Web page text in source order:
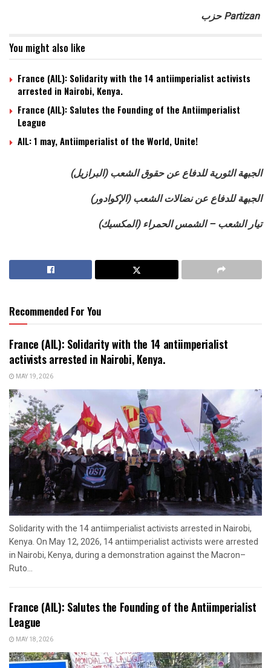
حزب Partizan
You might also like
France (AIL): Solidarity with the 14 antiimperialist activists
arrested in Nairobi, Kenya.
France (AIL): Salutes the Founding of the Antiimperialist
League
AIL: 1 may, Antiimperialist of the World, Unite!
الجبهة الثورية للدفاع عن حقوق الشعب (البرازيل)
الجبهة للدفاع عن نضالات الشعب (الإكوادور)
تيار الشعب – الشمس الحمراء (المكسيك)
Recommended For You
France (AIL): Solidarity with the 14 antiimperialist
activists arrested in Nairobi, Kenya.
MAY 19, 2026
Solidarity with the 14 antiimperialist activists arrested in Nairobi,
Kenya. On May 12, 2026, 14 antiimperialist activists were arrested
in Nairobi, Kenya, during a demonstration against the Macron–
Ruto...
France (AIL): Salutes the Founding of the Antiimperialist
League
MAY 18, 2026